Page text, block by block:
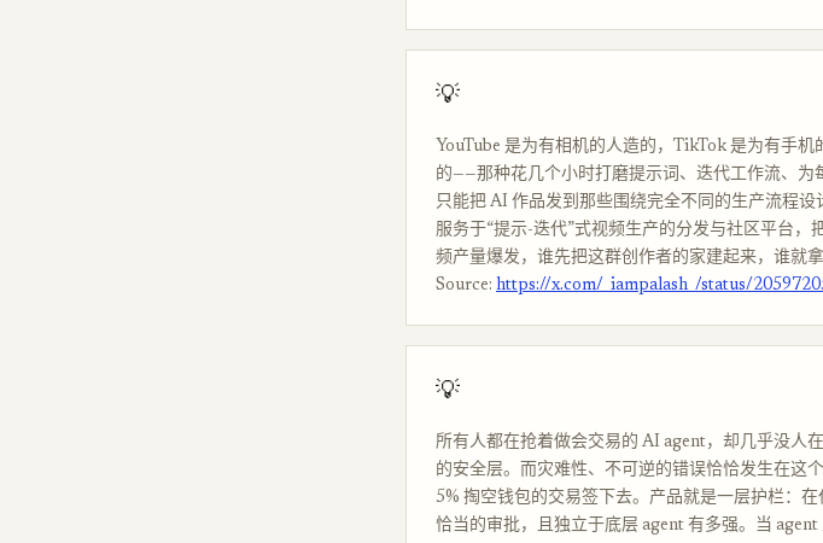
💡
YouTube 是为有相机的人造的，TikTok 是为有手
的——那种花几个小时打磨提示词、迭代工作流、为
只能把 AI 作品发到那些围绕完全不同的生产流程
服务于“提示-迭代”式视频生产的分发与社区平台
频产量爆发，谁先把这群创作者的家建起来，谁就
Source: https://x.com/_iampalash_/status/
💡
所有人都在抢着做会交易的 AI agent，却几乎没人
的安全层。而灾难性、不可逆的错误恰恰发生在这
5% 掏空钱包的交易签下去。产品就是一层护栏：
恰当的审批，且独立于底层 agent 有多强。当